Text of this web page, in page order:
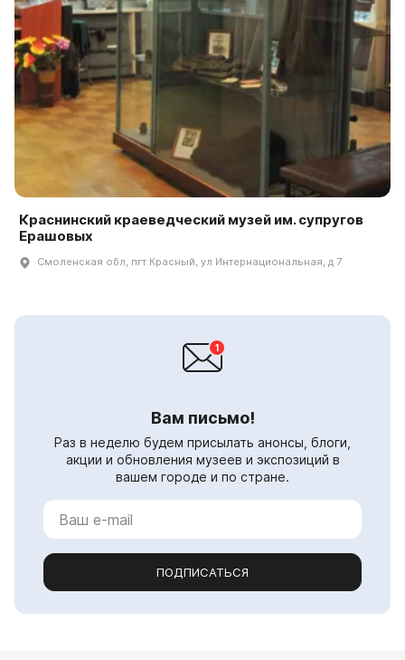
Краснинский краеведческий музей им. супругов
Ерашовых
Смоленская обл, пгт Красный, ул Интернациональная, д 7
Вам письмо!
Раз в неделю будем присылать анонсы, блоги,
акции и обновления музеев и экспозиций в
вашем городе и по стране.
ПОДПИСАТЬСЯ